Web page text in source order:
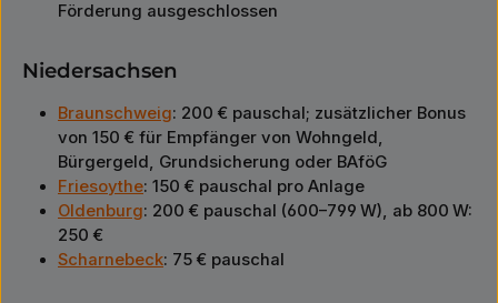
Förderung ausgeschlossen
Niedersachsen
Braunschweig: 200 € pauschal; zusätzlicher Bonus
von 150 € für Empfänger von Wohngeld,
Bürgergeld, Grundsicherung oder BAföG
Friesoythe: 150 € pauschal pro Anlage
Oldenburg: 200 € pauschal (600–799 W), ab 800 W:
250 €
Scharnebeck: 75 € pauschal